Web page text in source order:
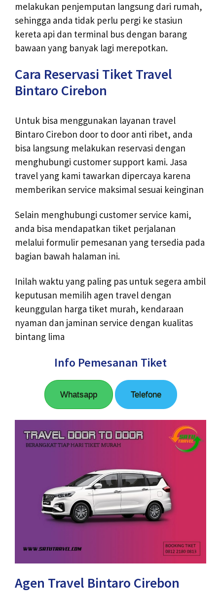
melakukan penjemputan langsung dari rumah,
sehingga anda tidak perlu pergi ke stasiun
kereta api dan terminal bus dengan barang
bawaan yang banyak lagi merepotkan.
Cara Reservasi Tiket Travel
Bintaro Cirebon
Untuk bisa menggunakan layanan travel
Bintaro Cirebon door to door anti ribet, anda
bisa langsung melakukan reservasi dengan
menghubungi customer support kami. Jasa
travel yang kami tawarkan dipercaya karena
memberikan service maksimal sesuai keinginan
Selain menghubungi customer service kami,
anda bisa mendapatkan tiket perjalanan
melalui formulir pemesanan yang tersedia pada
bagian bawah halaman ini.
Inilah waktu yang paling pas untuk segera ambil
keputusan memilih agen travel dengan
keunggulan harga tiket murah, kendaraan
nyaman dan jaminan service dengan kualitas
bintang lima
Info Pemesanan Tiket
Whatsapp Telefone
Agen Travel Bintaro Cirebon